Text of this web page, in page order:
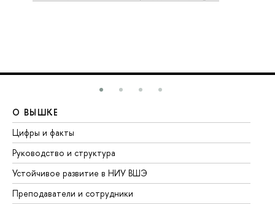
О ВЫШКЕ
Цифры и факты
Руководство и структура
Устойчивое развитие в НИУ ВШЭ
Преподаватели и сотрудники